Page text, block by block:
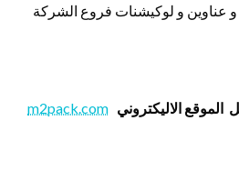
و عناوين و لوكيشنات فروع الشركة
الموقع الاليكتروني m2pack.com